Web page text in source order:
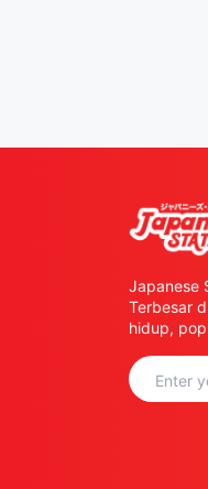
Japanese
Terbesar
hidup,